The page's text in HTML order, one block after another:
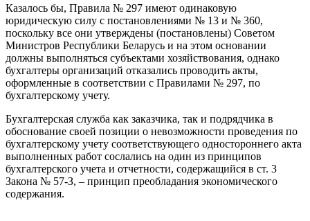
Казалось бы, Правила № 297 имеют одинаковую
юридическую силу с постановлениями № 13 и № 360,
поскольку все они утверждены (постановлены) Советом
Министров Республики Беларусь и на этом основании
должны выполняться субъектами хозяйствования, однако
бухгалтеры организаций отказались проводить акты,
оформленные в соответствии с Правилами № 297, по
бухгалтерскому учету.
Бухгалтерская служба как заказчика, так и подрядчика в
обоснование своей позиции о невозможности проведения по
бухгалтерскому учету соответствующего одностороннего акта
выполненных работ сослались на один из принципов
бухгалтерского учета и отчетности, содержащийся в ст. 3
Закона № 57-З, – принцип преобладания экономического
содержания.